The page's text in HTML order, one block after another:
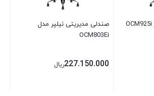
صندلی مدیریتی نیلپر مدل
OCM803Ei
227.150.000ریال